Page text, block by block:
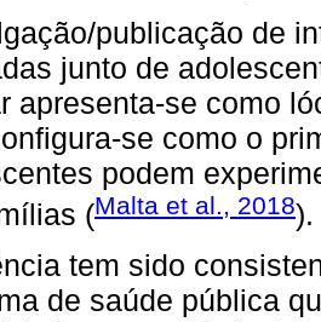
publicação de
junto de
apresenta-se como
se como o
podem
(Malta et al., 2018).
tem sido
de saúde pública